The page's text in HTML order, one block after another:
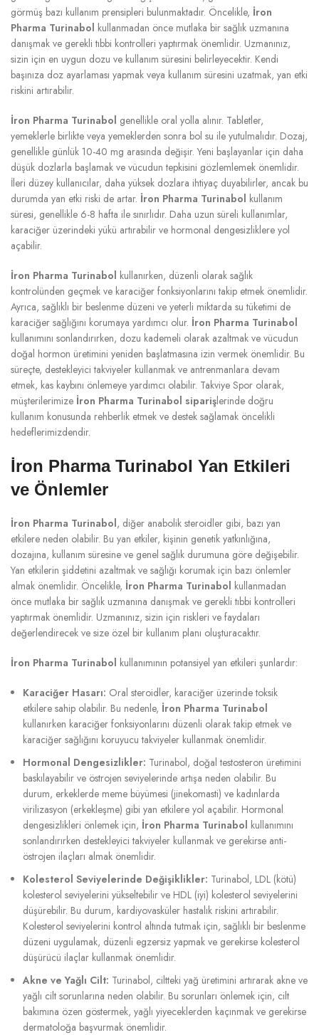
görmüş bazı kullanım prensipleri bulunmaktadır. Öncelikle, İron
Pharma Turinabol kullanmadan önce mutlaka bir sağlık uzmanına
danışmak ve gerekli tıbbi kontrolleri yaptırmak önemlidir. Uzmanınız,
sizin için en uygun dozu ve kullanım süresini belirleyecektir. Kendi
başınıza doz ayarlaması yapmak veya kullanım süresini uzatmak, yan etki
riskini artırabilir.
İron Pharma Turinabol genellikle oral yolla alınır. Tabletler,
yemeklerle birlikte veya yemeklerden sonra bol su ile yutulmalıdır. Dozaj,
genellikle günlük 10-40 mg arasında değişir. Yeni başlayanlar için daha
düşük dozlarla başlamak ve vücudun tepkisini gözlemlemek önemlidir.
İleri düzey kullanıcılar, daha yüksek dozlara ihtiyaç duyabilirler, ancak bu
durumda yan etki riski de artar. İron Pharma Turinabol kullanım
süresi, genellikle 6-8 hafta ile sınırlıdır. Daha uzun süreli kullanımlar,
karaciğer üzerindeki yükü artırabilir ve hormonal dengesizliklere yol
açabilir.
İron Pharma Turinabol kullanırken, düzenli olarak sağlık
kontrolünden geçmek ve karaciğer fonksiyonlarını takip etmek önemlidir.
Ayrıca, sağlıklı bir beslenme düzeni ve yeterli miktarda su tüketimi de
karaciğer sağlığını korumaya yardımcı olur. İron Pharma Turinabol
kullanımını sonlandırırken, dozu kademeli olarak azaltmak ve vücudun
doğal hormon üretimini yeniden başlatmasına izin vermek önemlidir. Bu
süreçte, destekleyici takviyeler kullanmak ve antrenmanlara devam
etmek, kas kaybını önlemeye yardımcı olabilir. Takviye Spor olarak,
müşterilerimize İron Pharma Turinabol siparişlerinde doğru
kullanım konusunda rehberlik etmek ve destek sağlamak öncelikli
hedeflerimizdendir.
İron Pharma Turinabol Yan Etkileri
ve Önlemler
İron Pharma Turinabol, diğer anabolik steroidler gibi, bazı yan
etkilere neden olabilir. Bu yan etkiler, kişinin genetik yatkınlığına,
dozajına, kullanım süresine ve genel sağlık durumuna göre değişebilir.
Yan etkilerin şiddetini azaltmak ve sağlığı korumak için bazı önlemler
almak önemlidir. Öncelikle, İron Pharma Turinabol kullanmadan
önce mutlaka bir sağlık uzmanına danışmak ve gerekli tıbbi kontrolleri
yaptırmak önemlidir. Uzmanınız, sizin için riskleri ve faydaları
değerlendirecek ve size özel bir kullanım planı oluşturacaktır.
İron Pharma Turinabol kullanımının potansiyel yan etkileri şunlardır:
Karaciğer Hasarı: Oral steroidler, karaciğer üzerinde toksik
etkilere sahip olabilir. Bu nedenle, İron Pharma Turinabol
kullanırken karaciğer fonksiyonlarını düzenli olarak takip etmek ve
karaciğer sağlığını koruyucu takviyeler kullanmak önemlidir.
Hormonal Dengesizlikler: Turinabol, doğal testosteron üretimini
baskılayabilir ve östrojen seviyelerinde artışa neden olabilir. Bu
durum, erkeklerde meme büyümesi (jinekomasti) ve kadınlarda
virilizasyon (erkekleşme) gibi yan etkilere yol açabilir. Hormonal
dengesizlikleri önlemek için, İron Pharma Turinabol kullanımını
sonlandırırken destekleyici takviyeler kullanmak ve gerekirse anti-
östrojen ilaçları almak önemlidir.
Kolesterol Seviyelerinde Değişiklikler: Turinabol, LDL (kötü)
kolesterol seviyelerini yükseltebilir ve HDL (iyi) kolesterol seviyelerini
düşürebilir. Bu durum, kardiyovasküler hastalık riskini artırabilir.
Kolesterol seviyelerini kontrol altında tutmak için, sağlıklı bir beslenme
düzeni uygulamak, düzenli egzersiz yapmak ve gerekirse kolesterol
düşürücü ilaçlar kullanmak önemlidir.
Akne ve Yağlı Cilt: Turinabol, ciltteki yağ üretimini artırarak akne ve
yağlı cilt sorunlarına neden olabilir. Bu sorunları önlemek için, cilt
bakımına özen göstermek, yağlı yiyeceklerden kaçınmak ve gerekirse
dermatoloğa başvurmak önemlidir.